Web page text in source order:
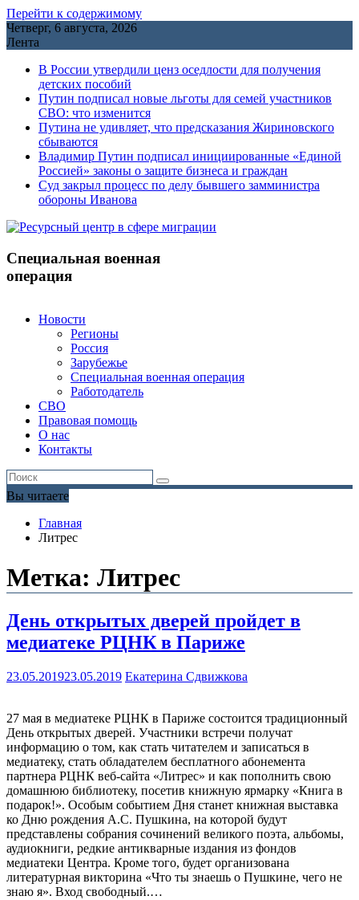
Перейти к содержимому
Четверг, 6 августа, 2026
Лента
В России утвердили ценз оседлости для получения
детских пособий
Путин подписал новые льготы для семей участников
СВО: что изменится
Путина не удивляет, что предсказания Жириновского
сбываются
Владимир Путин подписал инициированные «Единой
Россией» законы о защите бизнеса и граждан
Cуд закрыл процесс по делу бывшего замминистра
обороны Иванова
Специальная военная
операция
Новости
Регионы
Россия
Зарубежье
Специальная военная операция
Работодатель
СВО
Правовая помощь
О нас
Контакты
Вы читаете
Главная
Литрес
Метка: Литрес
День открытых дверей пройдет в
медиатеке РЦНК в Париже
23.05.201923.05.2019 Екатерина Сдвижкова
27 мая в медиатеке РЦНК в Париже состоится традиционный
День открытых дверей. Участники встречи получат
информацию о том, как стать читателем и записаться в
медиатеку, стать обладателем бесплатного абонемента
партнера РЦНК веб-сайта «Литрес» и как пополнить свою
домашнюю библиотеку, посетив книжную ярмарку «Книга в
подарок!». Особым событием Дня станет книжная выставка
ко Дню рождения А.С. Пушкина, на которой будут
представлены собрания сочинений великого поэта, альбомы,
аудиокниги, редкие антикварные издания из фондов
медиатеки Центра. Кроме того, будет организована
литературная викторина «Что ты знаешь о Пушкине, чего не
знаю я». Вход свободный.…